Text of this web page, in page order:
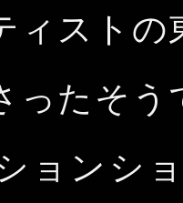
ィスト
ったそ
ョンシ